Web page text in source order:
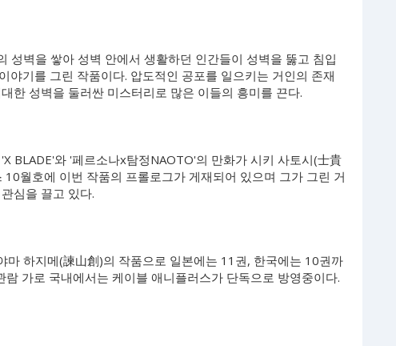
성벽을 쌓아 성벽 안에서 생활하던 인간들이 성벽을 뚫고 침입
야기를 그린 작품이다. 압도적인 공포를 일으키는 거인의 존재
한 성벽을 둘러싼 미스터리로 많은 이들의 흥미를 끈다.
BLADE'와 '페르소나x탐정NAOTO'의 만화가 시키 사토시(士貴
월호에 이번 작품의 프롤로그가 게재되어 있으며 그가 그린 거
심을 끌고 있다.
마 하지메(諫山創)의 작품으로 일본에는 11권, 한국에는 10권까
가로 국내에서는 케이블 애니플러스가 단독으로 방영중이다.